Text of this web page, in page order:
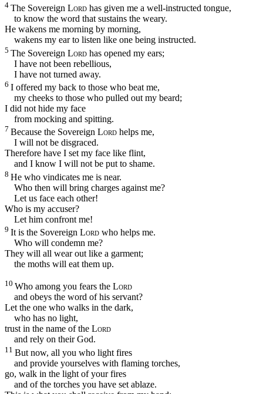
4 The Sovereign Lord has given me a well-instructed tongue,
to know the word that sustains the weary.
He wakens me morning by morning,
wakens my ear to listen like one being instructed.
5 The Sovereign Lord has opened my ears;
I have not been rebellious,
I have not turned away.
6 I offered my back to those who beat me,
my cheeks to those who pulled out my beard;
I did not hide my face
from mocking and spitting.
7 Because the Sovereign Lord helps me,
I will not be disgraced.
Therefore have I set my face like flint,
and I know I will not be put to shame.
8 He who vindicates me is near.
Who then will bring charges against me?
Let us face each other!
Who is my accuser?
Let him confront me!
9 It is the Sovereign Lord who helps me.
Who will condemn me?
They will all wear out like a garment;
the moths will eat them up.
10 Who among you fears the Lord
and obeys the word of his servant?
Let the one who walks in the dark,
who has no light,
trust in the name of the Lord
and rely on their God.
11 But now, all you who light fires
and provide yourselves with flaming torches,
go, walk in the light of your fires
and of the torches you have set ablaze.